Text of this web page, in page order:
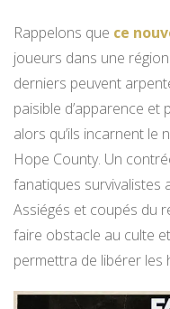
Rappelons que ce
joueurs dans une
derniers peuvent
paisible d’apparence
alors qu’ils incarnent le
Hope County. Un
fanatiques survivalistes
Assiégés et coupés du
faire obstacle au culte
permettra de libérer les